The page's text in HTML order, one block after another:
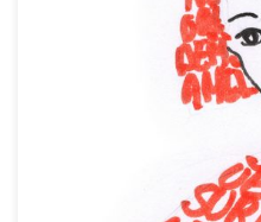
15ème Parcours Filles Femmes
LANGUE DE MA MÈRE, en-
LANGUES MATERNELLES
pensée, impulsent les rythmes
musique nos oreilles. Langue-